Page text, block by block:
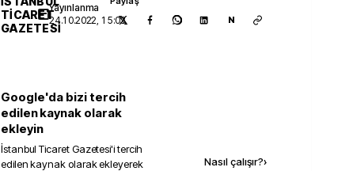
TICARET
GAZETESI
Yayınlanma
24.10.2022, 15:03
N
Google'da bizi tercih
edilen kaynak olarak
ekleyin
İstanbul Ticaret Gazetesi'i tercih
edilen kaynak olarak ekleyerek
Nasıl çalışır?›